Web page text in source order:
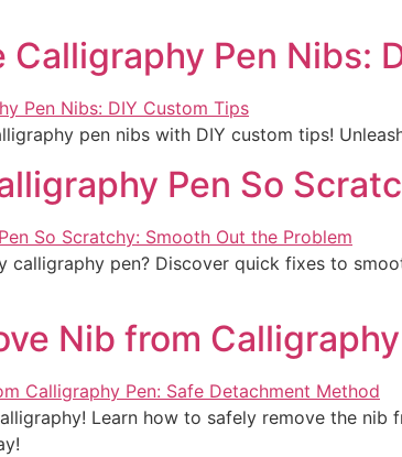
Calligraphy Pen Nibs:
pen nibs with DIY custom tips!
Pen So
calligraphy pen? Discover quick fixes to
Nib from
Learn how to safely remove the